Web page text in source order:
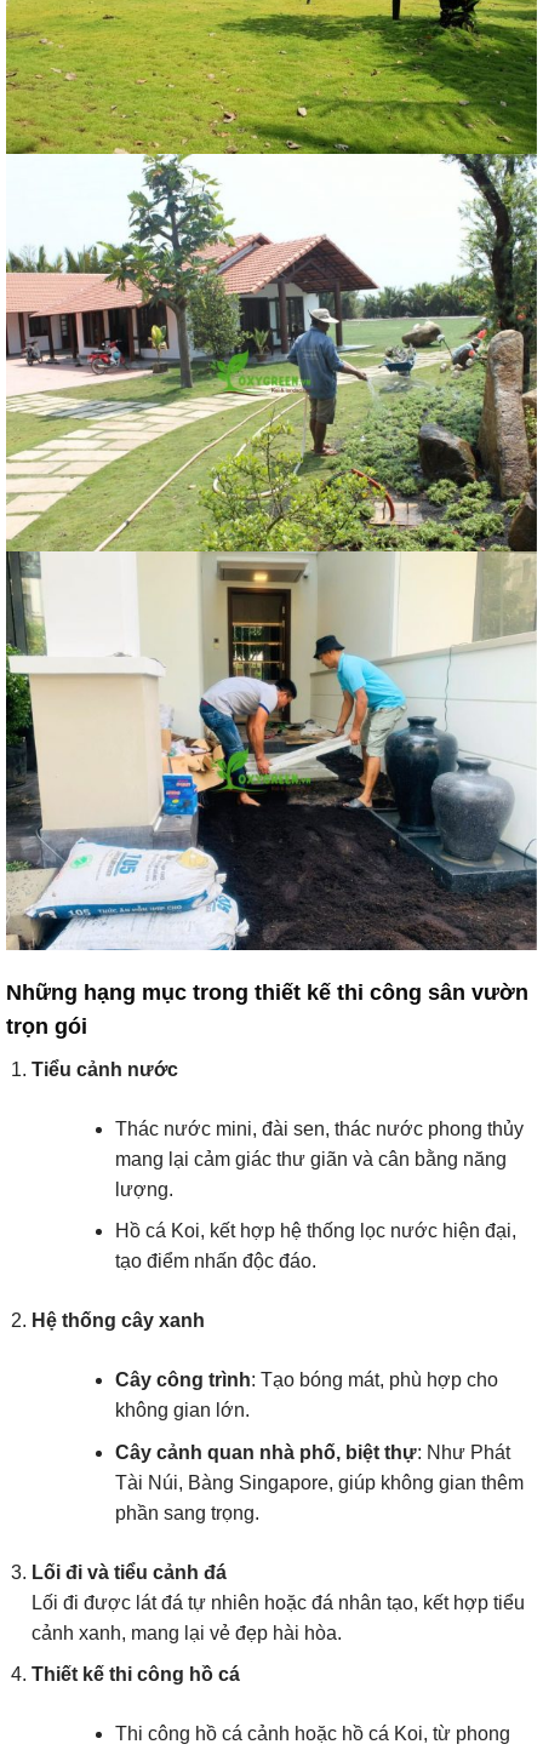
Những hạng mục trong thiết kế thi công sân vườn
trọn gói
Tiểu cảnh nước
Thác nước mini, đài sen, thác nước phong thủy
mang lại cảm giác thư giãn và cân bằng năng
lượng.
Hồ cá Koi, kết hợp hệ thống lọc nước hiện đại,
tạo điểm nhấn độc đáo.
Hệ thống cây xanh
Cây công trình: Tạo bóng mát, phù hợp cho
không gian lớn.
Cây cảnh quan nhà phố, biệt thự: Như Phát
Tài Núi, Bàng Singapore, giúp không gian thêm
phần sang trọng.
Lối đi và tiểu cảnh đá
Lối đi được lát đá tự nhiên hoặc đá nhân tạo, kết hợp tiểu
cảnh xanh, mang lại vẻ đẹp hài hòa.
Thiết kế thi công hồ cá
Thi công hồ cá cảnh hoặc hồ cá Koi, từ phong